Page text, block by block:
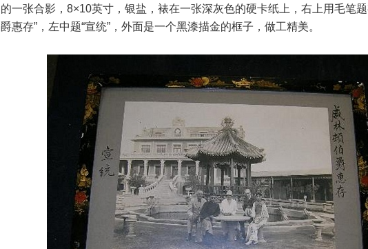
的一张合影，8×10英寸，银盐，裱在一张深灰色的硬卡纸上，右上用毛笔题
爵惠存”，左中题“宣统”，外面是一个黑漆描金的框子，做工精美。